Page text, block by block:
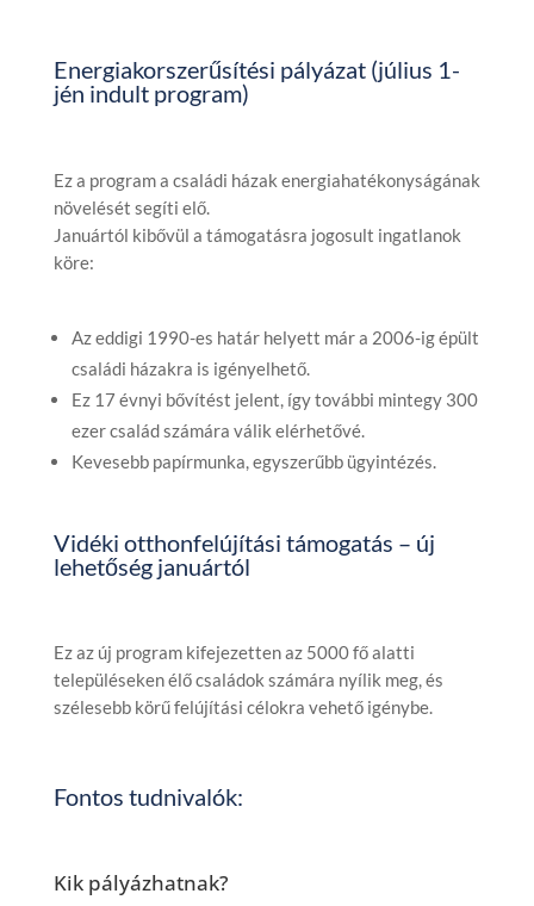
Energiakorszerűsítési pályázat (július 1-
jén indult program)
Ez a program a családi házak energiahatékonyságának
növelését segíti elő.
Januártól kibővül a támogatásra jogosult ingatlanok
köre:
Az eddigi 1990-es határ helyett már a 2006-ig épült
családi házakra is igényelhető.
Ez 17 évnyi bővítést jelent, így további mintegy 300
ezer család számára válik elérhetővé.
Kevesebb papírmunka, egyszerűbb ügyintézés.
Vidéki otthonfelújítási támogatás – új
lehetőség januártól
Ez az új program kifejezetten az 5000 fő alatti
településeken élő családok számára nyílik meg, és
szélesebb körű felújítási célokra vehető igénybe.
Fontos tudnivalók:
Kik pályázhatnak?